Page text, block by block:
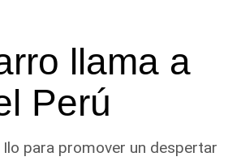
llama a
Perú
para promover un despertar